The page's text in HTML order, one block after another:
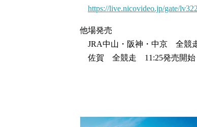
https://live.nicovideo.jp/gate/
他場発売
JRA中山・阪神・中京 全競
佐賀 全競走 11:25発売開始